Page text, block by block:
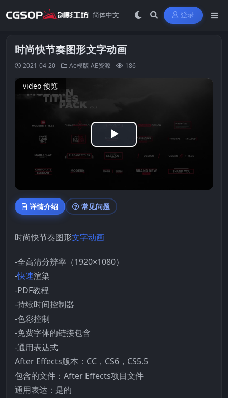
登录
时尚快节奏图形文字动画
2021-04-20 Ae模版 AE资源 186
video 预览
Play
Video
详情介绍 常见问题
时尚快节奏图形文字动画
-全高清分辨率（1920×1080）
-快速渲染
-PDF教程
-持续时间控制器
-色彩控制
-免费字体的链接包含
-通用表达式
After Effects版本：CC，CS6，CS5.5
包含的文件：After Effects项目文件
通用表达：是的